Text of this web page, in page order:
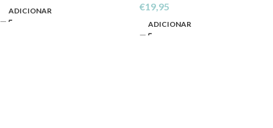
ADICIONAR €19,95
ADICIONAR